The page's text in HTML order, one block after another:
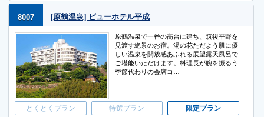
8007 [原鶴温泉] ビューホテル平成
原鶴温泉で一番の高台に建ち、筑後平野を
見渡す絶景のお宿。湯の花ただよう肌に優
しい温泉を開放感あふれる展望露天風呂で
ご堪能いただけます。料理長が腕を振るう
季節代わりの会席コ…
とくとくプラン 特選プラン 限定プラン